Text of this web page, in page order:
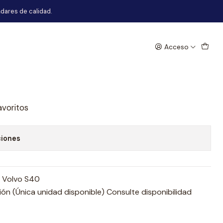
Acceso
de calidad.
Trasero Volvo S40
S40
(Única unidad disponible) Consulte disponibilidad